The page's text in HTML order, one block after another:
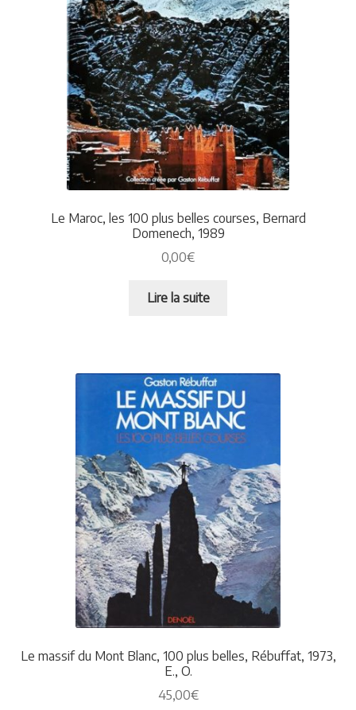
Le Maroc, les 100 plus belles courses, Bernard
Domenech, 1989
0,00€
Lire la suite
Le massif du Mont Blanc, 100 plus belles, Rébuffat, 1973,
E., O.
45,00€